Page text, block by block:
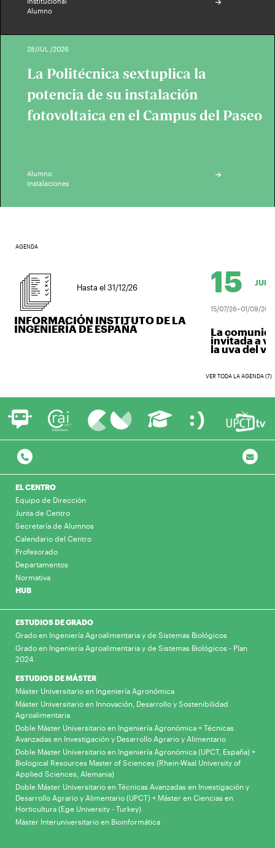
Alumno
28/JUL./2026
La Politécnica sextuplica la
potencia de su instalación
fotovoltaica en el Campus del Paseo
Alumno
Instalaciones
AGENDA
Hasta el 31/12/26
INFORMACIÓN INSTITUTO DE LA
INGENIERÍA DE ESPAÑA
15 JUL.
15/07/26–01/09/26
La
invitada a
la uva del
VER TODA LA AGENDA (7)
EL CENTRO
Equipo de Dirección
Junta de Centro
Secretaría de Alumnos
Calendario del Centro
Profesorado
Departamentos
Normativa
HUB
ESTUDIOS DE GRADO
Grado en Ingeniería Agroalimentaria y de Sistemas Biológicos
Grado en Ingeniería Agroalimentaria y de Sistemas Biológicos - Plan
2024
ESTUDIOS DE MÁSTER
Máster Universitario en Ingeniería Agronómica
Máster Universitario en Innovación, Desarrollo y Sostenibilidad
Agroalimentaria
Doble Máster Universitario en Ingeniería Agronómica + Técnicas
Avanzadas en Investigación y Desarrollo Agrario y Alimentario
Doble Máster Universitario en Ingeniería Agronómica (UPCT, España) +
Biological Resources Master of Sciences (Rhein-Waal University of
Applied Sciences, Alemania)
Doble Máster Universitario en Técnicas Avanzadas en Investigación y
Desarrollo Agrario y Alimentario (UPCT) + Máster en Ciencias en
Horticultura (Ege University - Turkey)
Máster Interuniversitario en Bioinformática